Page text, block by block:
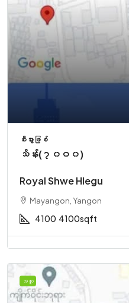
စီးပွားဖြစ်
သိန်း(၇၀၀၀)
Royal Shwe Hlegu
Mayangon, Yangon
4100 4100sqft
အထူး